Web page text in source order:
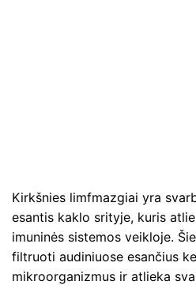
Kirkšnies limfmazgiai yra
esantis kaklo srityje, kuris
imuninės sistemos veikloje.
filtruoti audiniuose esančius
mikroorganizmus ir atlieka